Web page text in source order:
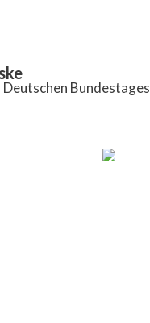
Bundestages